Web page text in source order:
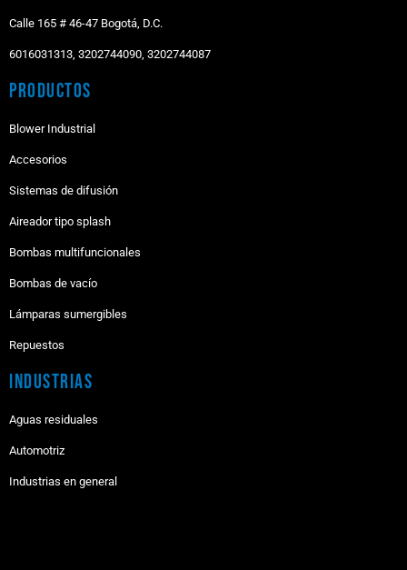
Calle 165 # 46-47 Bogotá, D.C.
6016031313, 3202744090, 3202744087
Productos
Blower Industrial
Accesorios
Sistemas de difusión
Aireador tipo splash
Bombas multifuncionales
Bombas de vacío
Lámparas sumergibles
Repuestos
Industrias
Aguas residuales
Automotriz
Industrias en general